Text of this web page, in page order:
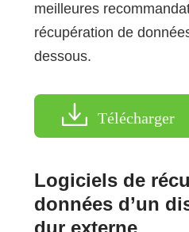
meilleures
récupération de
dessous.
Télécharger
Logiciels de
données d’un